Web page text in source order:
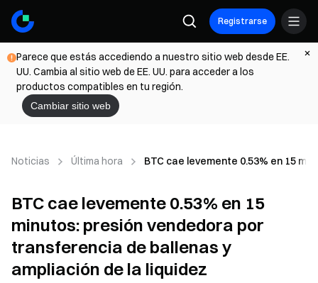
Registrarse
Parece que estás accediendo a nuestro sitio web desde EE.
UU. Cambia al sitio web de EE. UU. para acceder a los
productos compatibles en tu región.
Cambiar sitio web
Noticias Última hora BTC cae levemente 0.53% en 15
BTC cae levemente 0.53% en 15
minutos: presión vendedora por
transferencia de ballenas y
ampliación de la liquidez